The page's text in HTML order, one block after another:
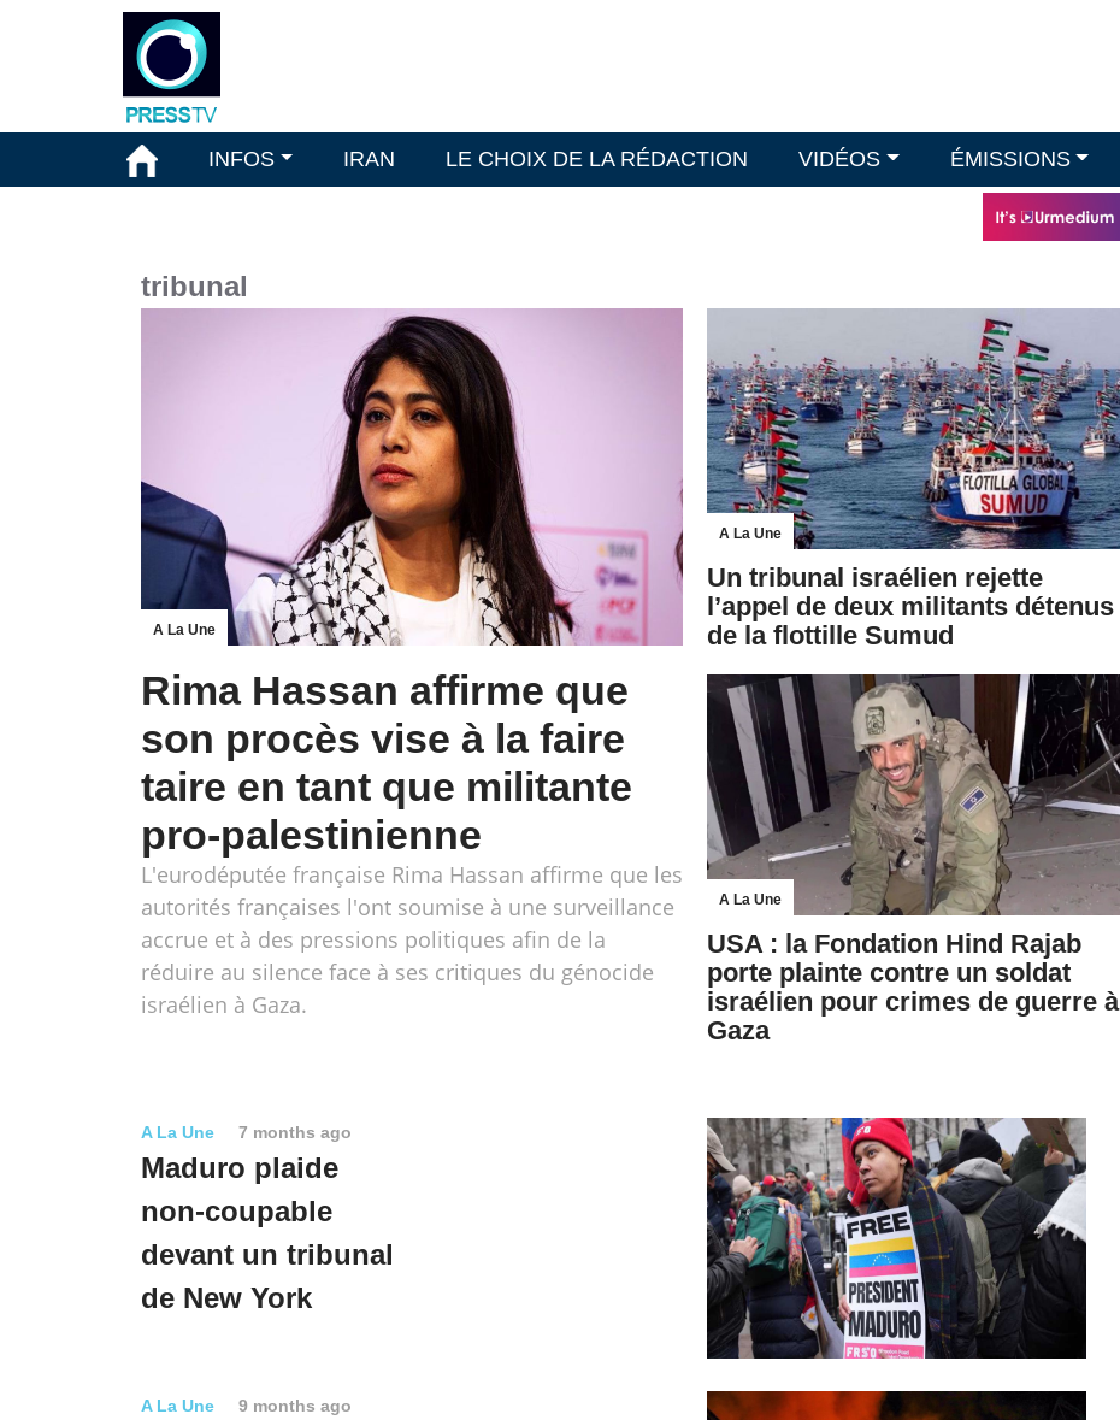
INFOS IRAN LE CHOIX DE LA RÉDACTION VIDÉOS ÉMISSIONS
tribunal
A La Une
Rima Hassan affirme que
son procès vise à la faire
taire en tant que militante
pro-palestinienne
L'eurodéputée française Rima Hassan affirme que les
autorités françaises l'ont soumise à une surveillance
accrue et à des pressions politiques afin de la
réduire au silence face à ses critiques du génocide
israélien à Gaza.
A La Une
Un tribunal israélien rejette
l’appel de deux militants détenus
de la flottille Sumud
A La Une
USA : la Fondation Hind Rajab
porte plainte contre un soldat
israélien pour crimes de guerre à
Gaza
A La Une 7 months ago
Maduro plaide
non-coupable
devant un tribunal
de New York
A La Une 9 months ago